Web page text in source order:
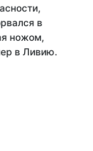
в
ножом,
в Ливию.